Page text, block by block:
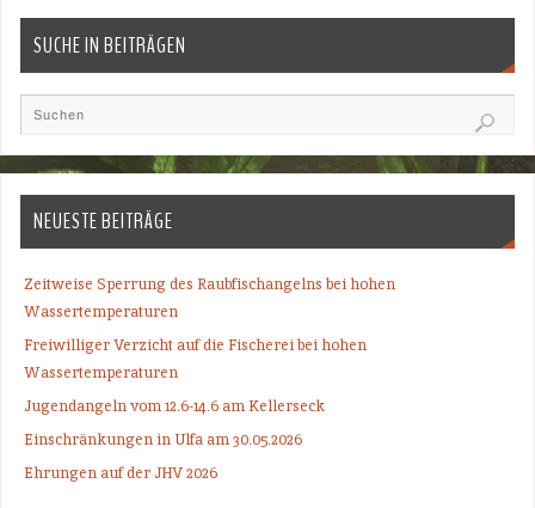
SUCHE IN BEITRÄGEN
NEUESTE BEITRÄGE
Zeitweise Sperrung des Raubfischangelns bei hohen
Wassertemperaturen
Freiwilliger Verzicht auf die Fischerei bei hohen
Wassertemperaturen
Jugendangeln vom 12.6-14.6 am Kellerseck
Einschränkungen in Ulfa am 30.05.2026
Ehrungen auf der JHV 2026